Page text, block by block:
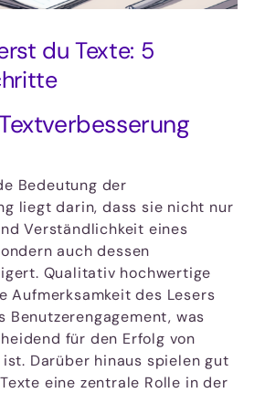
du Texte: 5
Bedeutung der
liegt darin, dass sie nicht nur
Verständlichkeit eines
auch dessen
Qualitativ hochwertige
Aufmerksamkeit des Lesers
Benutzerengagement, was
für den Erfolg von
Darüber hinaus spielen gut
eine zentrale Rolle in der